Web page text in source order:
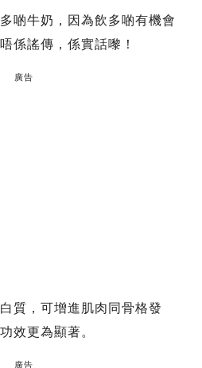
啲牛奶，因為飲多啲有機會
係謠傳，係實話嚟！
廣告
質，可增進肌肉同骨格發
效更為顯著。
廣告